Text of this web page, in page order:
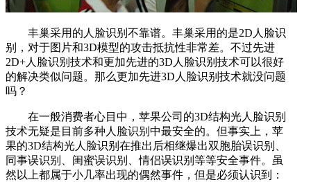
丰巢采用的人脸识别不靠谱。丰巢采用的是2D人脸识
别，对于图片和3D模型的攻击抵抗性非常差。不过先进
2D+人脸识别技术和更加先进的3D人脸识别技术可以很好
的解决类似问题。那么更加先进3D人脸识别技术就没问题
吗？
在一般消费者心目中，苹果公司的3D结构光人脸识别
技术无疑是目前多种人脸识别中最安全的。但事实上，苹
果的3D结构光人脸识别在推出后相继爆出双胞胎误识别、
同事误识别、闺蜜误识别、情侣误识别等等安全事件。虽
然以上都属于小几率出现的偶然事件，但是必须认识到：